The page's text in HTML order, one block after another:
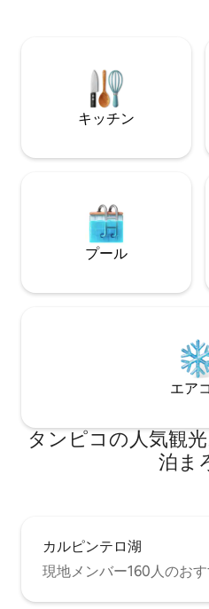
キッチン
プール
エア
タンピコの人気観
泊ま
カルピンテロ湖
現地メンバー160人のお